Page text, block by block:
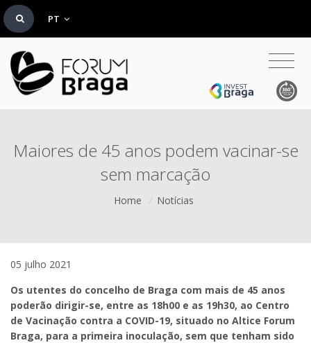
PT
Maiores de 45 anos podem vacinar-se
sem marcação
Home / Notícias
05 julho 2021
Os utentes do concelho de Braga com mais de 45 anos
poderão dirigir-se, entre as 18h00 e as 19h30, ao Centro
de Vacinação contra a COVID-19, situado no Altice Forum
Braga, para a primeira inoculação, sem que tenham sido